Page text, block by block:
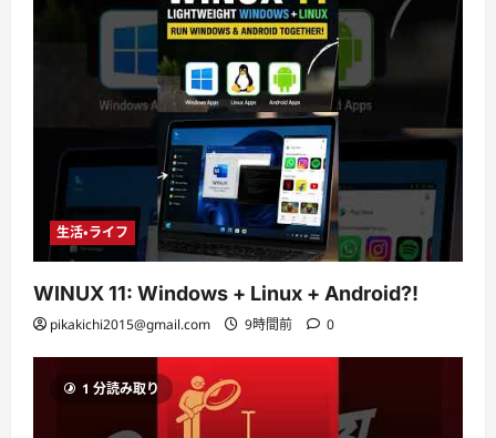
生活・ライフ
WINUX 11: Windows + Linux + Android?!
pikakichi2015@gmail.com 9時間前 0
1 分読み取り